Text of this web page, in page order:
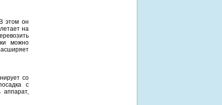
этом он
на
можно
со
с
аппарат,